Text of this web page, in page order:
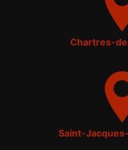
Chartres-
Saint-